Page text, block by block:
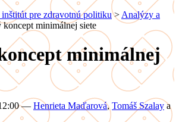
pre zdravotnú politiku> Analýzy a
koncept minimálnej siete
minimálnej
— Henrieta Maďarová,Tomáš Szalaya